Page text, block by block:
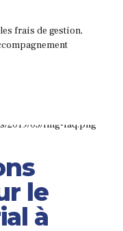
frais de gestion,
le
à